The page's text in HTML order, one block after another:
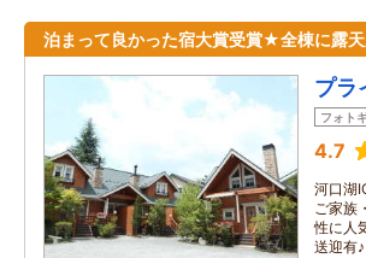
泊まって良かった宿大賞受賞★全棟に露
プラ
フォト
4.7
河口湖
ご家族
性に人
送迎有♪